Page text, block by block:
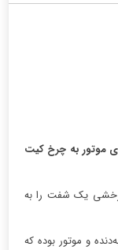
موتور به چرخ کیت
یک شفت را به
و موتور بوده که